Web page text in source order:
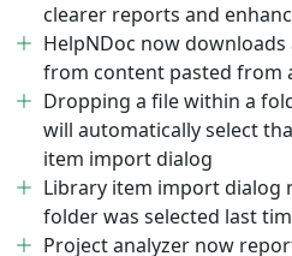
clearer reports and
HelpNDoc now
from content pasted from
Dropping a file within a
will automatically select
item import dialog
Library item import dialog
folder was selected last
Project analyzer now